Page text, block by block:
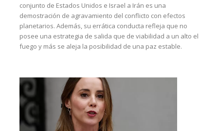
conjunto de Estados Unidos e Israel a Irán es una
demostración de agravamiento del conflicto con efectos
planetarios. Además, su errática conducta refleja que no
posee una estrategia de salida que de viabilidad a un alto el
fuego y más se aleja la posibilidad de una paz estable.